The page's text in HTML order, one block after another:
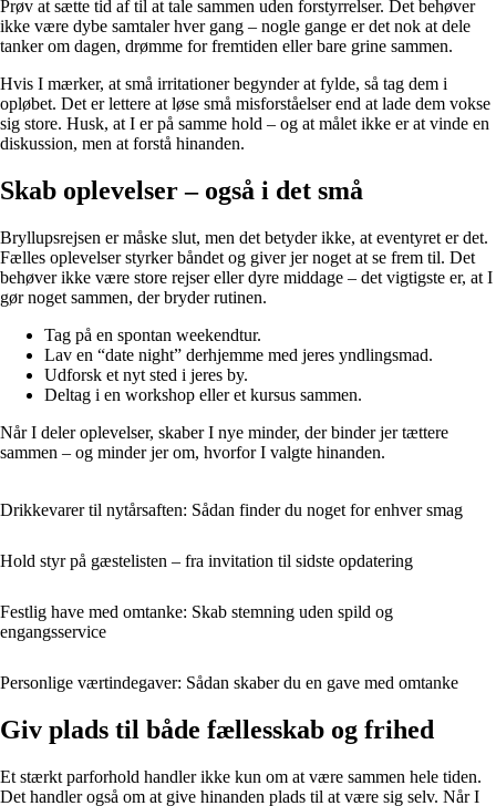
Prøv at sætte tid af til at tale sammen uden forstyrrelser. Det behøver
ikke være dybe samtaler hver gang – nogle gange er det nok at dele
tanker om dagen, drømme for fremtiden eller bare grine sammen.
Hvis I mærker, at små irritationer begynder at fylde, så tag dem i
opløbet. Det er lettere at løse små misforståelser end at lade dem vokse
sig store. Husk, at I er på samme hold – og at målet ikke er at vinde en
diskussion, men at forstå hinanden.
Skab oplevelser – også i det små
Bryllupsrejsen er måske slut, men det betyder ikke, at eventyret er det.
Fælles oplevelser styrker båndet og giver jer noget at se frem til. Det
behøver ikke være store rejser eller dyre middage – det vigtigste er, at I
gør noget sammen, der bryder rutinen.
Tag på en spontan weekendtur.
Lav en “date night” derhjemme med jeres yndlingsmad.
Udforsk et nyt sted i jeres by.
Deltag i en workshop eller et kursus sammen.
Når I deler oplevelser, skaber I nye minder, der binder jer tættere
sammen – og minder jer om, hvorfor I valgte hinanden.
Drikkevarer til nytårsaften: Sådan finder du noget for enhver smag
Hold styr på gæstelisten – fra invitation til sidste opdatering
Festlig have med omtanke: Skab stemning uden spild og
engangsservice
Personlige værtindegaver: Sådan skaber du en gave med omtanke
Giv plads til både fællesskab og frihed
Et stærkt parforhold handler ikke kun om at være sammen hele tiden.
Det handler også om at give hinanden plads til at være sig selv. Når I